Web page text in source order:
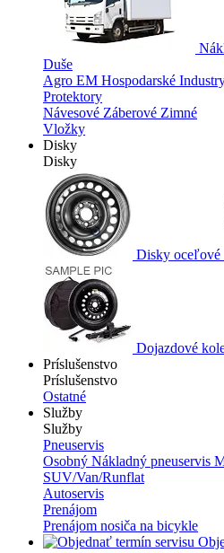
Duše
Agro EM Hospodarské
Protektory
Návesové Záberové Zimné
Vložky
Disky
Disky
Disky oceľové
Dojazdové
Príslušenstvo
Príslušenstvo
Ostatné
Služby
Služby
Pneuservis
Osobný Nákladný pneuservis
SUV/Van/Runflat
Autoservis
Prenájom
Prenájom nosiča na bicykle